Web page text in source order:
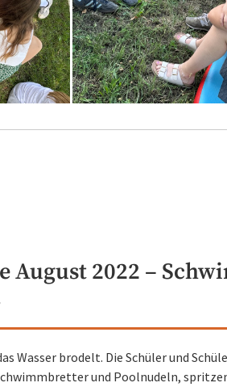
August 2022 –
Wasser brodelt. Die Schüler und
und Poolnudeln,